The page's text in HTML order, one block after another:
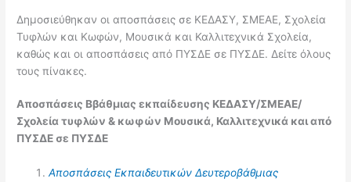
Δημοσιεύθηκαν οι αποσπάσεις σε ΚΕΔΑΣΥ, ΣΜΕΑΕ, Σχολεία
Τυφλών και Κωφών, Μουσικά και Καλλιτεχνικά Σχολεία,
καθώς και οι αποσπάσεις από ΠΥΣΔΕ σε ΠΥΣΔΕ. Δείτε όλους
τους πίνακες.
Αποσπάσεις Ββάθμιας εκπαίδευσης ΚΕΔΑΣΥ/ΣΜΕΑΕ/
Σχολεία τυφλών & κωφών Μουσικά, Καλλιτεχνικά και από
ΠΥΣΔΕ σε ΠΥΣΔΕ
Αποσπάσεις Εκπαιδευτικών Δευτεροβάθμιας